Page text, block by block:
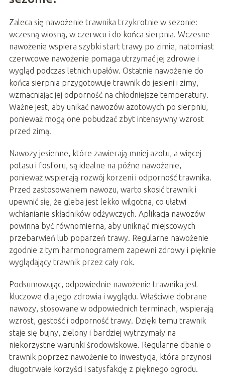
Zaleca się nawożenie trawnika trzykrotnie w sezonie:
wczesną wiosną, w czerwcu i do końca sierpnia. Wczesne
nawożenie wspiera szybki start trawy po zimie, natomiast
czerwcowe nawożenie pomaga utrzymać jej zdrowie i
wygląd podczas letnich upałów. Ostatnie nawożenie do
końca sierpnia przygotowuje trawnik do jesieni i zimy,
wzmacniając jej odporność na chłodniejsze temperatury.
Ważne jest, aby unikać nawozów azotowych po sierpniu,
ponieważ mogą one pobudzać zbyt intensywny wzrost
przed zimą.
Nawozy jesienne, które zawierają mniej azotu, a więcej
potasu i fosforu, są idealne na późne nawożenie,
ponieważ wspierają rozwój korzeni i odporność trawnika.
Przed zastosowaniem nawozu, warto skosić trawnik i
upewnić się, że gleba jest lekko wilgotna, co ułatwi
wchłanianie składników odżywczych. Aplikacja nawozów
powinna być równomierna, aby uniknąć miejscowych
przebarwień lub poparzeń trawy. Regularne nawożenie
zgodnie z tym harmonogramem zapewni zdrowy i pięknie
wyglądający trawnik przez cały rok.
Podsumowując, odpowiednie nawożenie trawnika jest
kluczowe dla jego zdrowia i wyglądu. Właściwie dobrane
nawozy, stosowane w odpowiednich terminach, wspierają
wzrost, gęstość i odporność trawy. Dzięki temu trawnik
staje się bujny, zielony i bardziej wytrzymały na
niekorzystne warunki środowiskowe. Regularne dbanie o
trawnik poprzez nawożenie to inwestycja, która przynosi
długotrwałe korzyści i satysfakcję z pięknego ogrodu.